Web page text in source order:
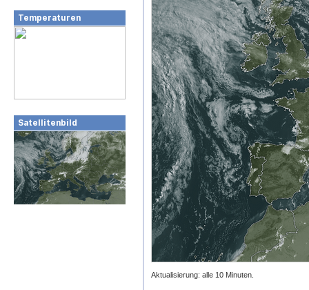
Temperaturen
Satellitenbild
Aktualisierung: alle 10 Minuten.